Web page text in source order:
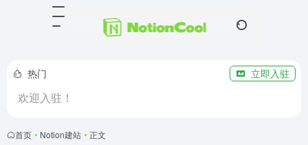
热门 立即入驻
欢迎入驻！
首页 • Notion建站 • 正文